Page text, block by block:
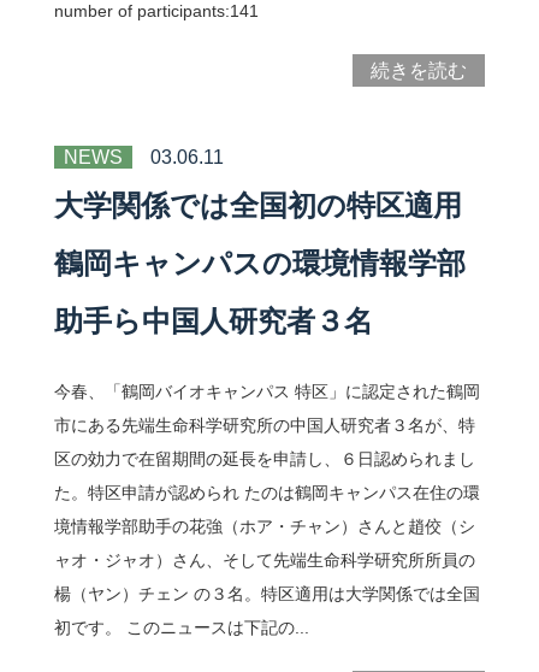
number of participants:141
続きを読む
NEWS 03.06.11
大学関係では全国初の特区適用
鶴岡キャンパスの環境情報学部
助手ら中国人研究者３名
今春、「鶴岡バイオキャンパス 特区」に認定された鶴岡
市にある先端生命科学研究所の中国人研究者３名が、特
区の効力で在留期間の延長を申請し、６日認められまし
た。特区申請が認められ たのは鶴岡キャンパス在住の環
境情報学部助手の花強（ホア・チャン）さんと趙佼（シ
ャオ・ジャオ）さん、そして先端生命科学研究所所員の
楊（ヤン）チェン の３名。特区適用は大学関係では全国
初です。 このニュースは下記の...